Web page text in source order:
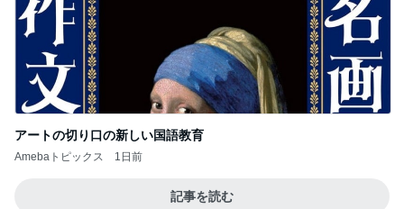
アートの切り口の新しい国語教育
Amebaトピックス 1日前
記事を読む